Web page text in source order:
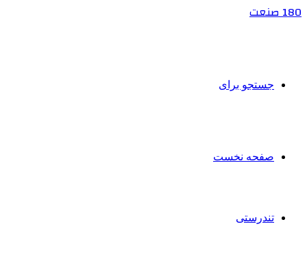
180 صنعت
جستجو برای
صفحه نخست
تندرستی